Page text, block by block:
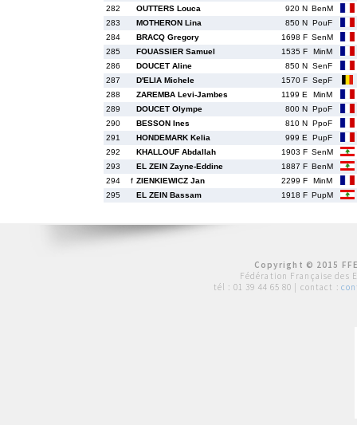
282
OUTTERS Louca 920 N BenM
283
MOTHERON Lina 850 N PouF
284
BRACQ Gregory 1698 F SenM
285
FOUASSIER Samuel 1535 F
MinM
286
DOUCET Aline 850 N SenF
287
D'ELIA Michele 1570 F SepF
288
ZAREMBA Levi-Jambes 1199 E
MinM
289
DOUCET Olympe 800 N PpoF
290
BESSON Ines 810 N PpoF
291
HONDEMARK Kelia 999 E
PupF
292
KHALLOUF Abdallah 1903 F SenM
293
EL ZEIN Zayne-Eddine 1887 F BenM
294
f ZIENKIEWICZ Jan 2299 F
MinM
295
EL ZEIN Bassam 1918 F PupM
Copyright © 2015
Fédération Française des
tél : 01 39 44 65 80 | contact :